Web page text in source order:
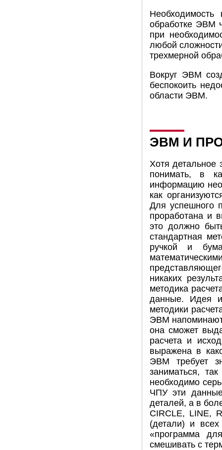
обработке ЭВМ
при
любой
трехмерной
Вокруг ЭВМ
беспокоить
области ЭВМ.
ЭВМ И
Хотя детальное
понимать, в
информацию
как
Для успешного
проработана и
это должно
стандартная
ручкой и
никаких
методика
данные. Идея
методики
ЭВМ напоминают
она сможет
расчета и
выражена в
ЭВМ требует
заниматься,
необходимо
ЧПУ эти
деталей, а в
CIRCLE, LINE,
(детали) и
«программа
смешивать с